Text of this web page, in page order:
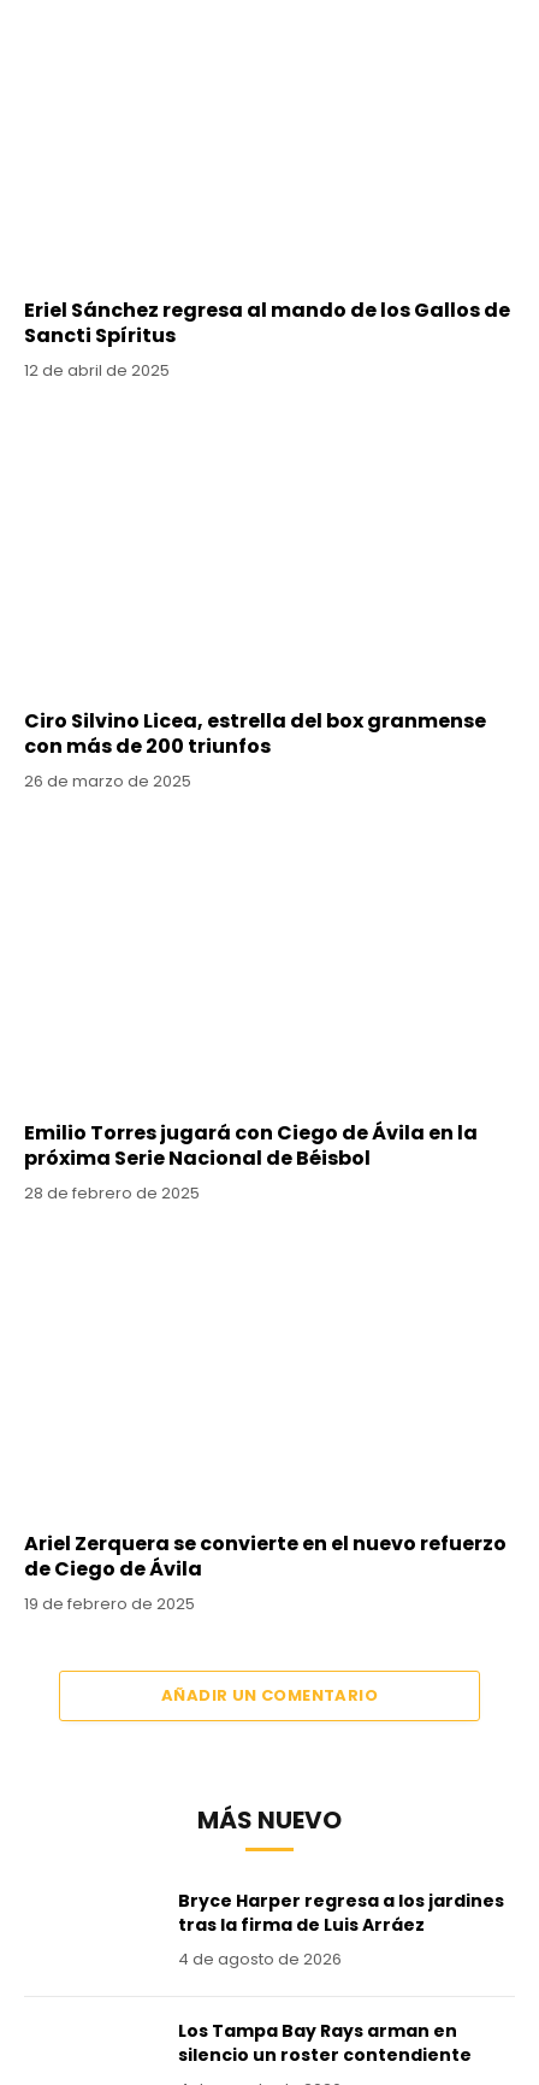
Eriel Sánchez regresa al mando de los Gallos de
Sancti Spíritus
12 de abril de 2025
Ciro Silvino Licea, estrella del box granmense
con más de 200 triunfos
26 de marzo de 2025
Emilio Torres jugará con Ciego de Ávila en la
próxima Serie Nacional de Béisbol
28 de febrero de 2025
Ariel Zerquera se convierte en el nuevo refuerzo
de Ciego de Ávila
19 de febrero de 2025
AÑADIR UN COMENTARIO
MÁS NUEVO
Bryce Harper regresa a los jardines
tras la firma de Luis Arráez
4 de agosto de 2026
Los Tampa Bay Rays arman en
silencio un roster contendiente